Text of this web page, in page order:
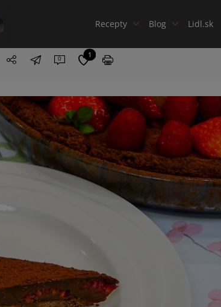
Recepty Blog Lidl.sk
0 1